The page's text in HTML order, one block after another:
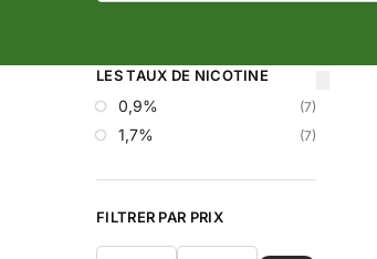
LES TAUX DE NICOTINE
0,9% (7)
1,7% (7)
FILTRER PAR PRIX